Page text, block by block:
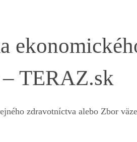
TERAZ.sk
zdravotníctva alebo Zbor